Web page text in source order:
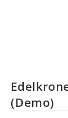
(Demo)